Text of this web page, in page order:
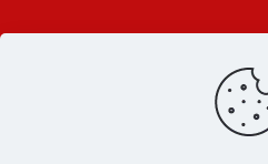
Ligas de
Blog